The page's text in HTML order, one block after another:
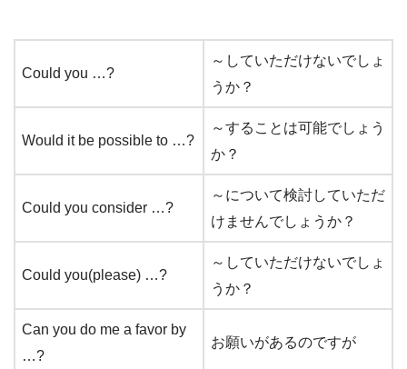
Could you …?
～していただけないでしょ
うか？
Would it be possible to …?
～することは可能でしょう
か？
Could you consider …?
～について検討していただ
けませんでしょうか？
Could you(please) …?
～していただけないでしょ
うか？
Can you do me a favor by
…?
お願いがあるのですが